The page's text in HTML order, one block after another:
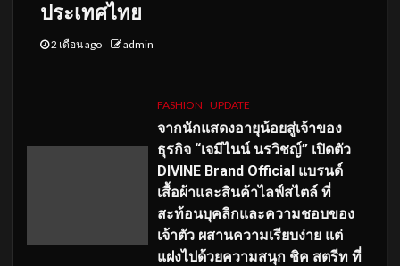
ประเทศไทย
2 เดือน ago admin
FASHION UPDATE
จากนักแสดงอายุน้อยสู่เจ้าของ
ธุรกิจ “เจมีไนน์ นรวิชญ์” เปิดตัว
DIVINE Brand Official แบรนด์
เสื้อผ้าและสินค้าไลฟ์สไตล์ ที่
สะท้อนบุคลิกและความชอบของ
เจ้าตัว ผสานความเรียบง่าย แต่
แฝงไปด้วยความสนุก ชิค สตรีท ที่